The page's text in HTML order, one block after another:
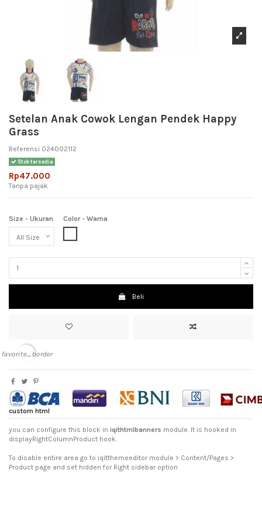
Setelan Anak Cowok Lengan Pendek Happy
Grass
Referensi 024002112
Stok tersedia
Rp47.000
Tanpa pajak
Size - Ukuran
Color - Warna
Beli
favorite_border
custom html
you can configure this block in iqithtmlbanners module. It is hooked in
displayRightColumnProduct hook.
To disable entire area go to iqitthemeeditor module > Content/Pages >
Product page and set hidden for Right sidebar option